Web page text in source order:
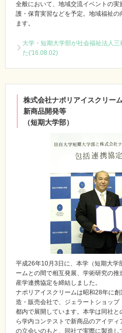
全般において、地域交流イベントの
護・保育実習などを予定。地域福祉
ます。
大学・短期大学部が社会福祉法人
た('16.08.02)
株式会社ナポリアイスクリー
新商品開発等
（短期大学部）
平成26年10月3日に、本学（短期大学
ームとの間で相互発展、学術研究の
産学連携協定を締結しました。
ナポリアイスクリームは昭和28年に
造・販売会社で、ジェラートショッ
都内で展開しています。本学は同社
ら学内コンテストで新商品のアイデ
の立会いのもと、同社で実際に製造